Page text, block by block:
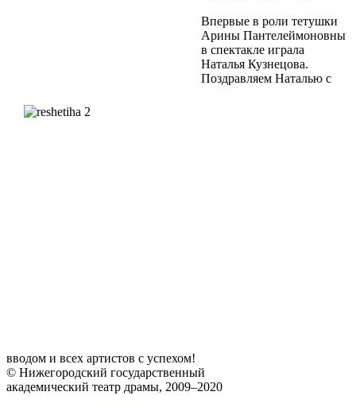
Впервые в роли тетушки
Арины Пантелеймоновны
в спектакле играла
Наталья Кузнецова.
Поздравляем Наталью с
вводом и всех артистов с успехом!
© Нижегородский государственный
академический театр драмы, 2009–2020